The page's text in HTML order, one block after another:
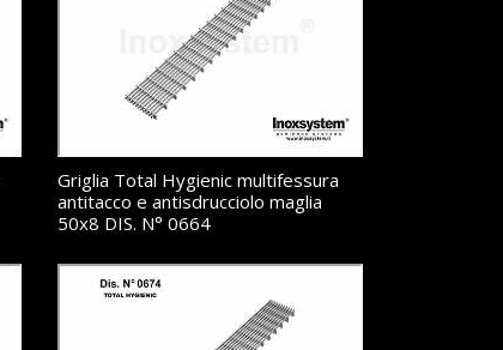
Griglia Total Hygienic multifessura
antitacco e antisdrucciolo maglia
50x8 DIS. N° 0664